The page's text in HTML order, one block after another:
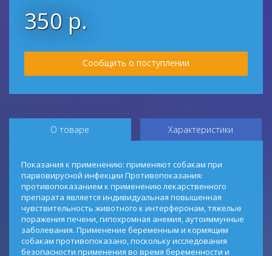
350 р.
Сообщить о поступлении
О товаре Характеристики
Показания к применению: применяют собакам при
парвовирусной инфекции Противопоказания:
противопоказанием к применению лекарственного
препарата является индивидуальная повышенная
чувствительность животного к интерферонам, тяжелые
поражения печени, гипохромная анемия, аутоиммунные
заболевания. Применение беременным и кормящим
собакам противопоказано, поскольку исследования
безопасности применения во время беременности и